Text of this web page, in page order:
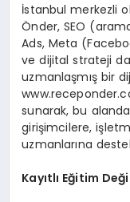
İstanbul merkezli
Önder, SEO
Ads, Meta
ve dijital strateji
uzmanlaşmış bir
sunarak, bu
girişimcilere,
uzmanlarına
Kayıtlı Eğitim